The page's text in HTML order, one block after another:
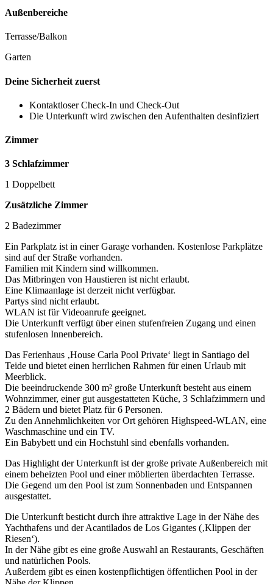
Außenbereiche
Terrasse/Balkon
Garten
Deine Sicherheit zuerst
Kontaktloser Check-In und Check-Out
Die Unterkunft wird zwischen den Aufenthalten desinfiziert
Zimmer
3 Schlafzimmer
1 Doppelbett
Zusätzliche Zimmer
2 Badezimmer
Ein Parkplatz ist in einer Garage vorhanden. Kostenlose Parkplätze
sind auf der Straße vorhanden.
Familien mit Kindern sind willkommen.
Das Mitbringen von Haustieren ist nicht erlaubt.
Eine Klimaanlage ist derzeit nicht verfügbar.
Partys sind nicht erlaubt.
WLAN ist für Videoanrufe geeignet.
Die Unterkunft verfügt über einen stufenfreien Zugang und einen
stufenlosen Innenbereich.
Das Ferienhaus ‚House Carla Pool Private‘ liegt in Santiago del
Teide und bietet einen herrlichen Rahmen für einen Urlaub mit
Meerblick.
Die beeindruckende 300 m² große Unterkunft besteht aus einem
Wohnzimmer, einer gut ausgestatteten Küche, 3 Schlafzimmern und
2 Bädern und bietet Platz für 6 Personen.
Zu den Annehmlichkeiten vor Ort gehören Highspeed-WLAN, eine
Waschmaschine und ein TV.
Ein Babybett und ein Hochstuhl sind ebenfalls vorhanden.
Das Highlight der Unterkunft ist der große private Außenbereich mit
einem beheizten Pool und einer möblierten überdachten Terrasse.
Die Gegend um den Pool ist zum Sonnenbaden und Entspannen
ausgestattet.
Die Unterkunft besticht durch ihre attraktive Lage in der Nähe des
Yachthafens und der Acantilados de Los Gigantes (‚Klippen der
Riesen‘).
In der Nähe gibt es eine große Auswahl an Restaurants, Geschäften
und natürlichen Pools.
Außerdem gibt es einen kostenpflichtigen öffentlichen Pool in der